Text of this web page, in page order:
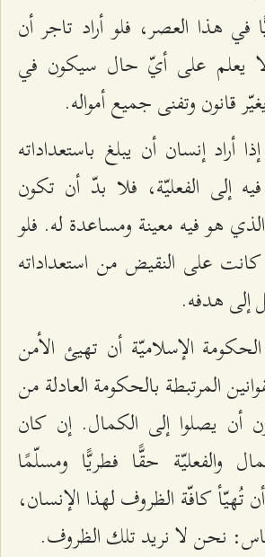
في هذا العصر، فلو أراد تاجر أن
يعلم على أيّ حال سيكون في
قانون وتفنى جميع أمواله.
أراد إنسان أن يبلغ باستعداداته
فيه إلى الفعليّة، فلا بدّ أن تكون
هو فيه معينة ومساعدة له. فلو
على النقيض من استعداداته
إلى هدفه.
الإسلاميّة أن تهيئ الأمن
المرتبطة بالحكومة العادلة من
أن يصلوا إلى الكمال. إن كان
والفعليّة حقًّا فطريًّا ومسلّمًا
تُهيّأ كافّة الظروف لهذا الإنسان،
نحن لا نريد تلك الظروف.